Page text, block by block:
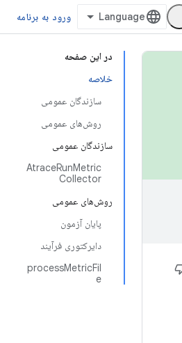
ورود به برنامه
در این صفحه
خلاصه
سازندگان عمومی
روش‌های عمومی
سازندگان عمومی
AtraceRunMetric
Collector
روش‌های عمومی
پایان آزمون
دایرکتوری فرآیند
processMetricFil
e